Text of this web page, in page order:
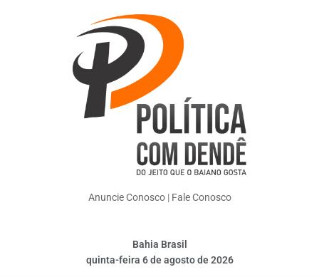
Anuncie Conosco| Fale Conosco
Bahia Brasil
quinta-feira 6 de agosto de 2026